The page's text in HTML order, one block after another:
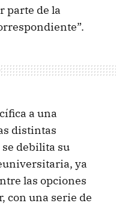
parte de la
a una
distintas
debilita su
ya
las opciones
con una serie de